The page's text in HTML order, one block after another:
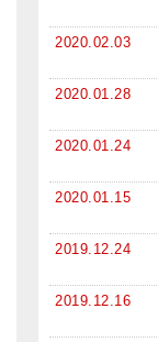
2020.02.03
2020.01.28
2020.01.24
2020.01.15
2019.12.24
2019.12.16